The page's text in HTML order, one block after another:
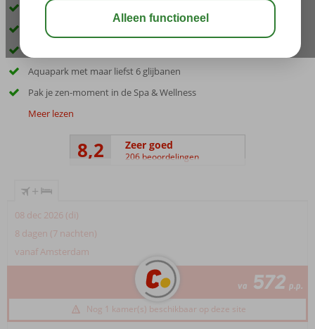
In het centrum van Hurghada
Direct aan het strand
Aquapark met maar liefst 6 glijbanen
Pak je zen-moment in de Spa & Wellness
Meer lezen
8,2 Zeer goed
206 beoordelingen
+
08 dec 2026 (di)
8 dagen (7 nachten)
vanaf Amsterdam
va 572 p.p.
Nog 1 kamer(s) beschikbaar op deze site